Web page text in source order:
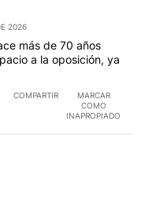
2026
más de 70 años
a la oposición, ya
COMPARTIR
MARCAR
COMO
INAPROPIADO